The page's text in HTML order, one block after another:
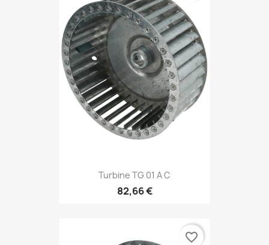
Turbine TG 01 A C
82,66 €
favorite_border